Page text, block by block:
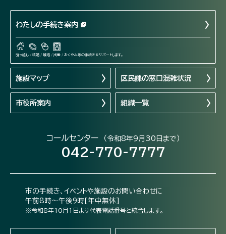
わたしの手続き案内
引っ越し / 結婚 / 離婚 / 出産 / おくやみ等の手続きをサポートします。
施設マップ 区民課の窓口混雑状況
市役所案内 組織一覧
コールセンター （令和8年9月30日まで）
042-770-7777
市の手続き、イベントや施設のお問い合わせに
午前8時～午後9時[年中無休]
※令和8年10月1日より代表電話番号と統合します。